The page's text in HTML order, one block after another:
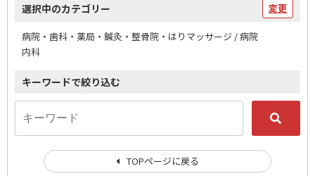
選択中のカテゴリー 変更
病院・歯科・薬局・鍼灸・整骨院・はりマッサージ / 病院
内科
キーワードで絞り込む
TOPページに戻る